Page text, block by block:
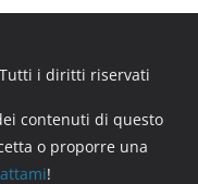
i diritti riservati
contenuti di questo
o proporre una
!